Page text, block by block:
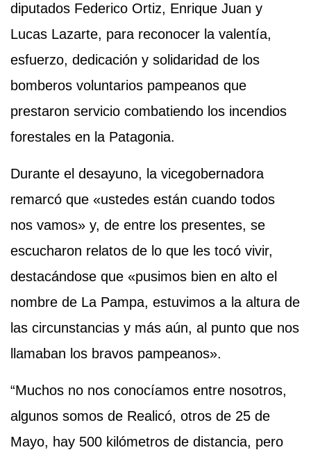
diputados Federico Ortiz, Enrique Juan y
Lucas Lazarte, para reconocer la valentía,
esfuerzo, dedicación y solidaridad de los
bomberos voluntarios pampeanos que
prestaron servicio combatiendo los incendios
forestales en la Patagonia.
Durante el desayuno, la vicegobernadora
remarcó que «ustedes están cuando todos
nos vamos» y, de entre los presentes, se
escucharon relatos de lo que les tocó vivir,
destacándose que «pusimos bien en alto el
nombre de La Pampa, estuvimos a la altura de
las circunstancias y más aún, al punto que nos
llamaban los bravos pampeanos».
“Muchos no nos conocíamos entre nosotros,
algunos somos de Realicó, otros de 25 de
Mayo, hay 500 kilómetros de distancia, pero